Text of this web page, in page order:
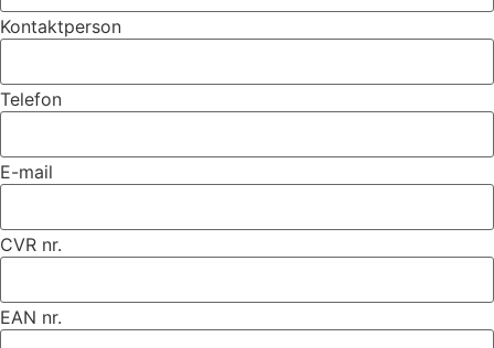
Kontaktperson
Telefon
E-mail
CVR nr.
EAN nr.